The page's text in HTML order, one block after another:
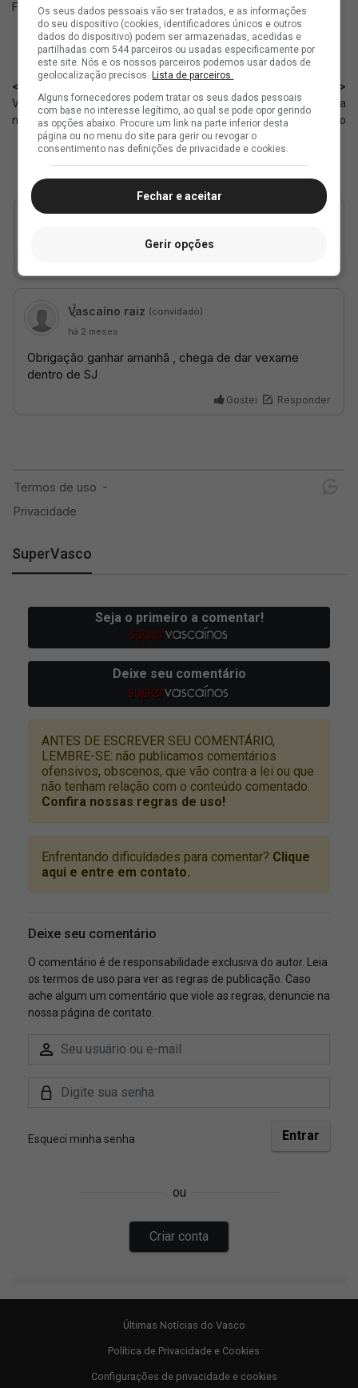
Fonte:X oficial do Vasco
< Anterior
Vasco destaca alguns capitães
na história do clube
Próximo >
Rival: Medellín não terá torcida
presente contra o Vasco
SuperVasco
Últimas Notícias do Vasco
Política de Privacidade e Cookies
Configurações de privacidade e cookies
Os seus dados pessoais vão ser tratados, e as informações
do seu dispositivo (cookies, identificadores únicos e outros
dados do dispositivo) podem ser armazenadas, acedidas e
partilhadas com 544 parceiros ou usadas especificamente por
este site. Nós e os nossos parceiros podemos usar dados de
geolocalização precisos.Lista de parceiros.
Alguns fornecedores podem tratar os seus dados pessoais
com base no interesse legítimo, ao qual se pode opor gerindo
as opções abaixo. Procure um link na parte inferior desta
página ou no menu do site para gerir ou revogar o
consentimento nas definições de privacidade e cookies.
Fechar e aceitar
Gerir opções